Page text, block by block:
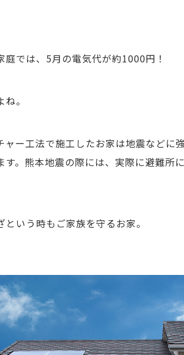
では、5月の電気代が約1000円！
。
ャー工法で施工したお家は地震などに
。熊本地震の際には、 実際に避難所
いう時もご家族を守るお家。